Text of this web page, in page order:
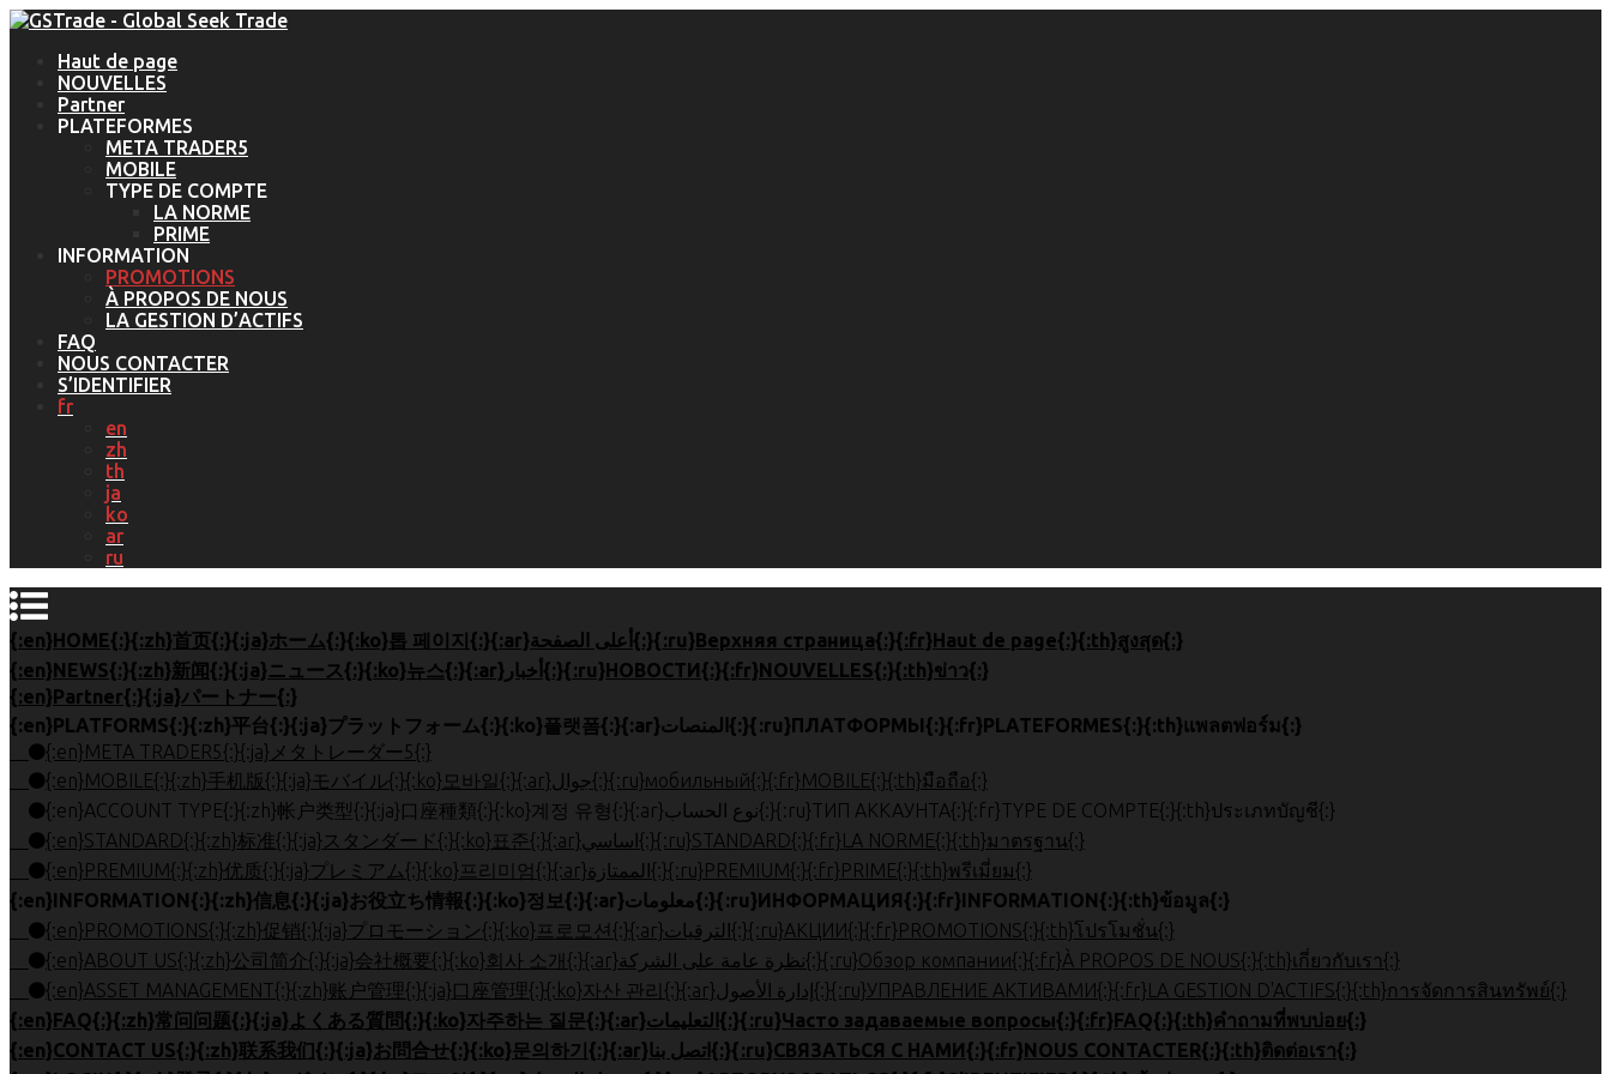
Haut de page
NOUVELLES
Partner
PLATEFORMES
META TRADER5
MOBILE
TYPE DE COMPTE
LA NORME
PRIME
INFORMATION
PROMOTIONS
À PROPOS DE NOUS
LA GESTION D’ACTIFS
FAQ
NOUS CONTACTER
S’IDENTIFIER
fr
en
zh
th
ja
ko
ar
ru
{:en}HOME{:}{:zh}首页{:}{:ja}ホーム{:}{:ko}톱 페이지{:}{:ar}أعلى الصفحة{:}{:ru}Верхняя страница{:}{:fr}Haut de page{:}{:th}สูงสุด{:}
{:en}NEWS{:}{:zh}新闻{:}{:ja}ニュース{:}{:ko}뉴스{:}{:ar}أخبار{:}{:ru}НОВОСТИ{:}{:fr}NOUVELLES{:}{:th}ข่าว{:}
{:en}Partner{:}{:ja}パートナー{:}
{:en}PLATFORMS{:}{:zh}平台{:}{:ja}プラットフォーム{:}{:ko}플랫폼{:}{:ar}المنصات{:}{:ru}ПЛАТФОРМЫ{:}{:fr}PLATEFORMES{:}{:th}แพลตฟอร์ม{:}
{:en}META TRADER5{:}{:ja}メタトレーダー5{:}
{:en}MOBILE{:}{:zh}手机版{:}{:ja}モバイル{:}{:ko}모바일{:}{:ar}جوال{:}{:ru}мобильный{:}{:fr}MOBILE{:}{:th}มือถือ{:}
{:en}ACCOUNT TYPE{:}{:zh}帐户类型{:}{:ja}口座種類{:}{:ko}계정 유형{:}{:ar}نوع الحساب{:}{:ru}ТИП АККАУНТА{:}{:fr}TYPE DE COMPTE{:}{:th}ประเภทบัญชี{:}
{:en}STANDARD{:}{:zh}标准{:}{:ja}スタンダード{:}{:ko}표준{:}{:ar}اساسي{:}{:ru}STANDARD{:}{:fr}LA NORME{:}{:th}มาตรฐาน{:}
{:en}PREMIUM{:}{:zh}优质{:}{:ja}プレミアム{:}{:ko}프리미엄{:}{:ar}الممتازة{:}{:ru}PREMIUM{:}{:fr}PRIME{:}{:th}พรีเมี่ยม{:}
{:en}INFORMATION{:}{:zh}信息{:}{:ja}お役立ち情報{:}{:ko}정보{:}{:ar}معلومات{:}{:ru}ИНФОРМАЦИЯ{:}{:fr}INFORMATION{:}{:th}ข้อมูล{:}
{:en}PROMOTIONS{:}{:zh}促销{:}{:ja}プロモーション{:}{:ko}프로모션{:}{:ar}الترقيات{:}{:ru}АКЦИИ{:}{:fr}PROMOTIONS{:}{:th}โปรโมชั่น{:}
{:en}ABOUT US{:}{:zh}公司简介{:}{:ja}会社概要{:}{:ko}회사 소개{:}{:ar}نظرة عامة على الشركة{:}{:ru}Обзор компании{:}{:fr}À PROPOS DE NOUS{:}{:th}เกี่ยวกับเรา{:}
{:en}ASSET MANAGEMENT{:}{:zh}账户管理{:}{:ja}口座管理{:}{:ko}자산 관리{:}{:ar}إدارة الأصول{:}{:ru}УПРАВЛЕНИЕ АКТИВАМИ{:}{:fr}LA GESTION D'ACTIFS{:}{:th}การจัดการสินทรัพย์{:}
{:en}FAQ{:}{:zh}常问问题{:}{:ja}よくある質問{:}{:ko}자주하는 질문{:}{:ar}التعليمات{:}{:ru}Часто задаваемые вопросы{:}{:fr}FAQ{:}{:th}คำถามที่พบบ่อย{:}
{:en}CONTACT US{:}{:zh}联系我们{:}{:ja}お問合せ{:}{:ko}문의하기{:}{:ar}اتصل بنا{:}{:ru}СВЯЗАТЬСЯ С НАМИ{:}{:fr}NOUS CONTACTER{:}{:th}ติดต่อเรา{:}